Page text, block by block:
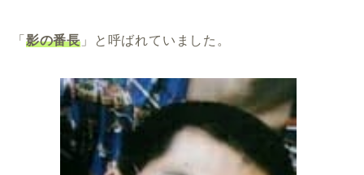
「 影の番長 」と呼ばれていました。